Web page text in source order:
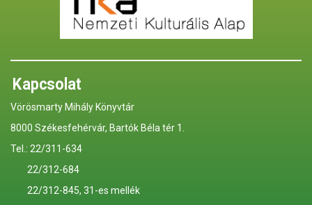
Kapcsolat
Vörösmarty Mihály Könyvtár
8000 Székesfehérvár, Bartók Béla tér 1.
Tel.: 22/311-634
22/312-684
22/312-845, 31-es mellék